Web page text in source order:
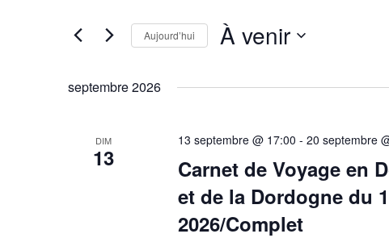
vues
Évènements
par
Aujourd’hui À venir
date.
septembre 2026
DIM
13
Carnet de Voyage en
et de la Dordogne du
2026/Complet
13 septembre @ 17:00 - 20 septembre